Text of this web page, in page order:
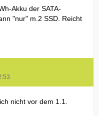
Akku der SATA-
"nur" m.2 SSD. Reicht
nicht vor dem 1.1.